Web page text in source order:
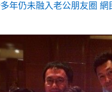
年仍未融入老公朋友圈 網